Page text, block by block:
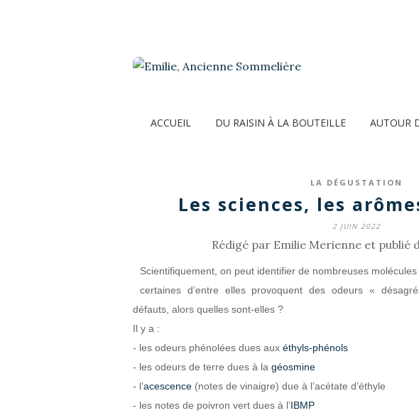
ACCUEIL DU RAISIN À LA BOUTEILLE AUTOUR
LA DÉGUSTATION
Les sciences, les
2 JUIN 2022
Rédigé par Emilie Merienne et publié
Scientifiquement, on peut identifier de nombreuses
certaines d’entre elles provoquent des odeurs «
défauts, alors quelles sont-elles ?
Il y a :
- les odeurs phénolées dues aux éthyls-phénols
- les odeurs de terre dues à la géosmine
- l’acescence (notes de vinaigre) due à l’acétate d’éthyle
- les notes de poivron vert dues à l’IBMP